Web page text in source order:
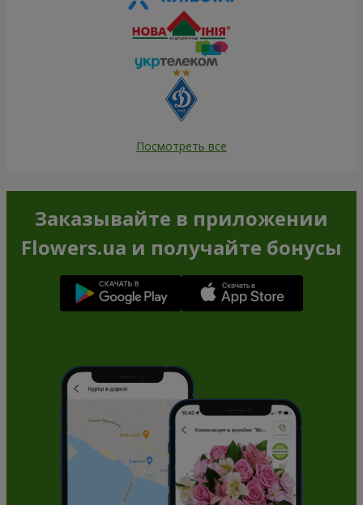
Посмотреть все
Заказывайте в приложении
Flowers.ua и получайте бонусы